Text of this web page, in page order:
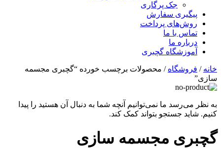
جک پرگاری
پیگیری سفارش
روش‌های پرداخت
تماس با ما
درباره ما
آموزشگاه گچبری
خانه / فروشگاه / محصولات برچسب خورده “گچبری مجسمه
سازی”
به نظر می‌رسد ما نمی‌توانیم آنچه شما به دنبال آن هستید را پیدا
کنیم. شاید جستجو بتواند کمک کند.
گچبری مجسمه سازی